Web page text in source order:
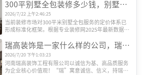
能，转而追求空间美学、文化表达与生活方式的深度
契合。本文基于权威机构发布的市场数据及行业观
察，系统梳理当前国内六大主流装修设计风格及其核
心特征，揭示其流行背后的社会文化动因。
300平别墅全包装修多少钱，别墅全包装修公司推荐
2026/7/22 上午2:46:25
当前装修市场对300平米别墅全包服务的定价体系已
形成标准化框架。根据专业装修网2025年最新数据，
度达24万至60万元以上。这种价格差异主要源于三大
核心要素：装修档次、材料配置及智能化程度。
瑞高装饰是一家什么样的公司，瑞高装饰怎么样？
2026/7/20 下午1:03:23
河南瑞高装饰工程有限公司以诚信为基、高品质服务
为企业核心价值观！“瑞”寓意诚信、信义，持瑞玉